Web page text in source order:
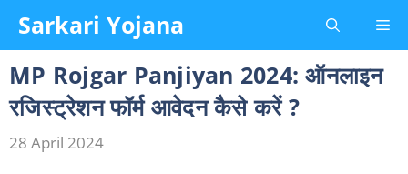
content
Sarkari Yojana
MP Rojgar Panjiyan 2024: ऑनलाइन
रजिस्ट्रेशन फॉर्म आवेदन कैसे करें ?
28 April 2024